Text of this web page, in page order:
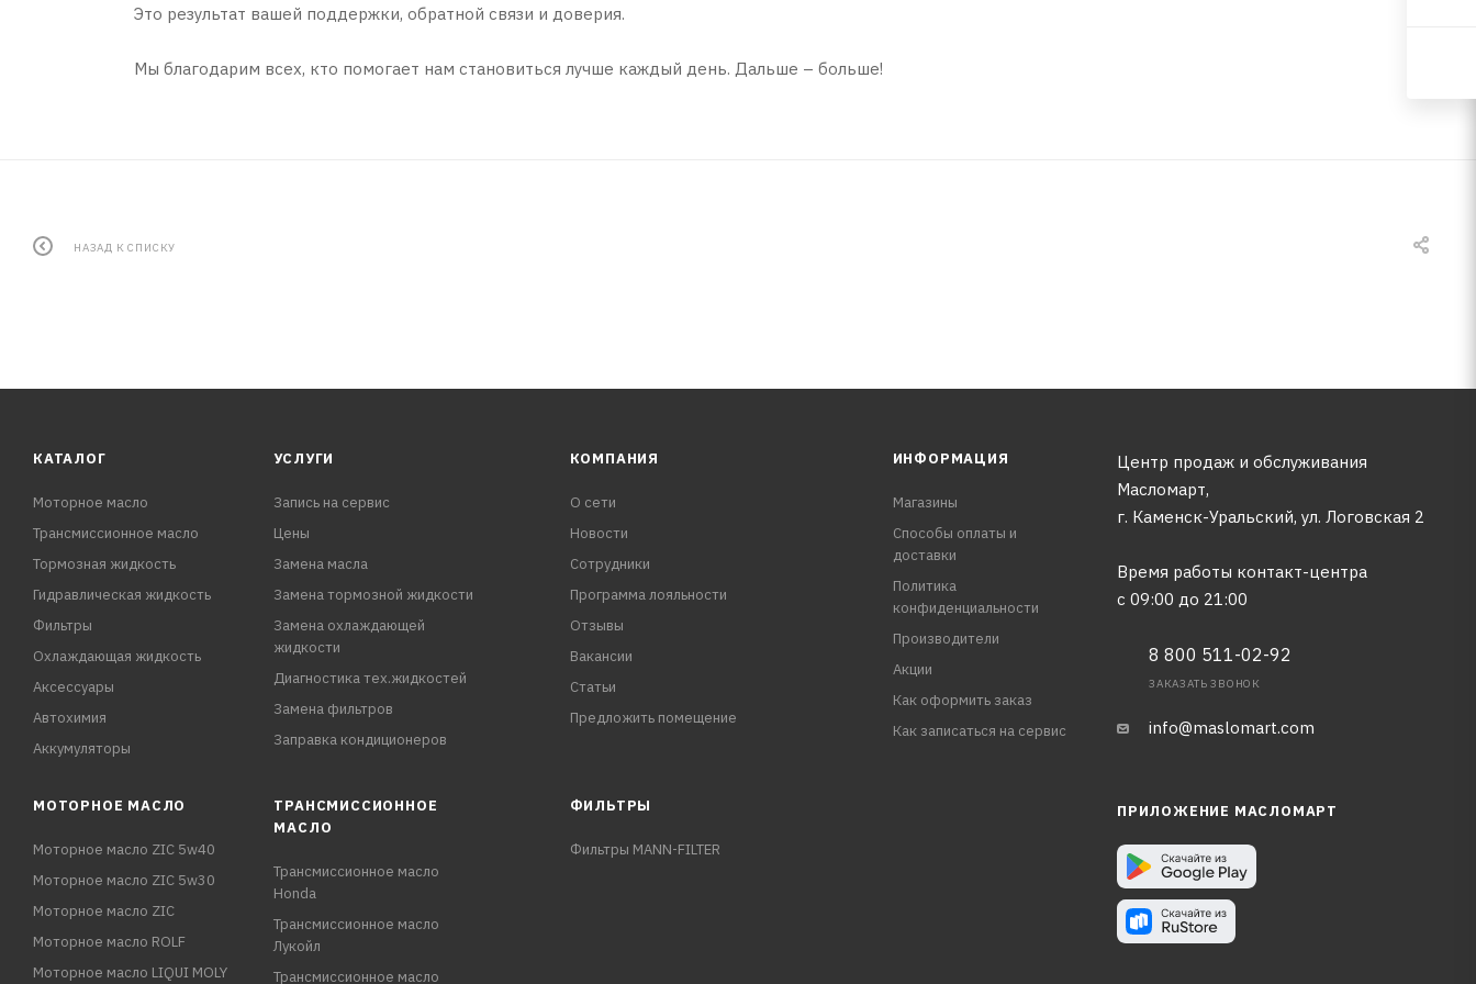
Это результат вашей поддержки, обратной связи и доверия.
Мы благодарим всех, кто помогает нам становиться лучше каждый день. Дальше – больше!
НАЗАД К СПИСКУ
КАТАЛОГ
Моторное масло
Трансмиссионное масло
Тормозная жидкость
Гидравлическая жидкость
Фильтры
Охлаждающая жидкость
Аксессуары
Автохимия
Аккумуляторы
УСЛУГИ
Запись на сервис
Цены
Замена масла
Замена тормозной жидкости
Замена охлаждающей
жидкости
Диагностика тех.жидкостей
Замена фильтров
Заправка кондиционеров
КОМПАНИЯ
О сети
Новости
Сотрудники
Программа лояльности
Отзывы
Вакансии
Статьи
Предложить помещение
ИНФОРМАЦИЯ
Магазины
Способы оплаты и
доставки
Политика
конфиденциальности
Производители
Акции
Как оформить заказ
Как записаться на сервис
Центр продаж и обслуживания
Масломарт,
г. Каменск-Уральский, ул. Логовская 2
Время работы контакт-центра
с 09:00 до 21:00
8 800 511-02-92
ЗАКАЗАТЬ ЗВОНОК
info@maslomart.com
МОТОРНОЕ МАСЛО
Моторное масло ZIC 5w40
Моторное масло ZIC 5w30
Моторное масло ZIC
Моторное масло ROLF
Моторное масло LIQUI MOLY
ТРАНСМИССИОННОЕ
МАСЛО
Трансмиссионное масло
Honda
Трансмиссионное масло
Лукойл
Трансмиссионное масло
ФИЛЬТРЫ
Фильтры MANN-FILTER
ПРИЛОЖЕНИЕ МАСЛОМАРТ